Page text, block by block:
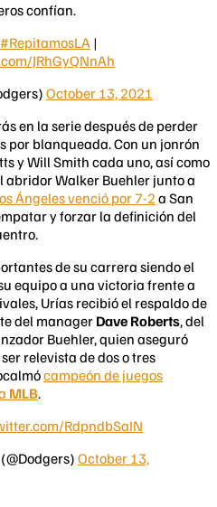
confían.
#RepitamosLA |
JRhGyQNnAh
October 13, 2021
en la serie después de perder
por blanqueada. Con un jonrón
y Will Smith cada uno, así como
Walker Buehler junto a
Ángeles venció por 7-2 a San
y forzar la definición del
de su carrera siendo el
equipo a una victoria frente a
Urías recibió el respaldo de
del manager Dave Roberts, del
Buehler, quien aseguró
relevista de dos o tres
campeón de juegos
MLB.
RdpndbSaIN
October 13,